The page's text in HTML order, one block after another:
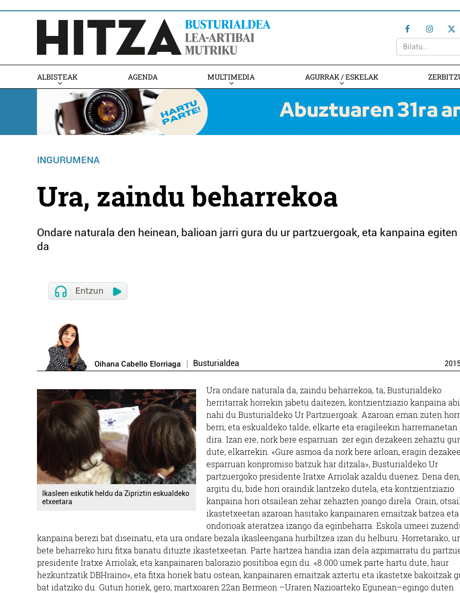
ALBISTEAK AGENDA MULTIMEDIA AGURRAK / ESKELAK
INGURUMENA
Ura, zaindu beharrekoa
Ondare naturala den heinean, balioan jarri gura du ur partzuergoak, eta kanpaina egiten
da
Oihana Cabello Elorriaga Busturialdea 2015
Ikasleen eskutik heldu da Zipriztin eskualdeko
etxeetara
Ura ondare naturala da, zaindu beharrekoa, ta, Busturialdeko
herritarrak horrekin jabetu daitezen, kontzientziazio kanpaina
nahi du Busturialdeko Ur Partzuergoak. Azaroan eman zuten
berri, eta eskualdeko talde, elkarte eta eragileekin harremanetan
dira. Izan ere, nork bere esparruan zer egin dezakeen zehaztu
dute, elkarrekin. «Gure asmoa da nork bere arloan, eragin
esparruan konpromiso batzuk har ditzala», Busturialdeko Ur
partzuergoko presidente Iratxe Arriolak azaldu duenez. Dena den,
argitu du, bide hori oraindik lantzeko dutela, eta kontzientziazio
kanpaina hori otsailean zehar zehazten joango direla. Orain,
ikastetxeetan azaroan hasitako kanpainaren emaitzak batzea eta
ondorioak ateratzea izango da eginbeharra. Eskola umeei
kanpaina berezi bat diseinatu, eta ura ondare bezala ikasleengana hurbiltzea izan du helburu. Horretarako,
bete beharreko hiru fitxa banatu dituzte ikastetxeetan. Parte hartzea handia izan dela azpimarratu du
presidente Iratxe Arriolak, eta kanpainaren balorazio positiboa egin du. «8.000 umek parte hartu dute, haur
hezkuntzatik DBHraino», eta fitxa horiek batu ostean, kanpainaren emaitzak aztertu eta ikastetxe bakoitzak
bat idatziko du. Gutun horiek, gero, martxoaren 22an Bermeon –Uraren Nazioarteko Egunean–egingo duten